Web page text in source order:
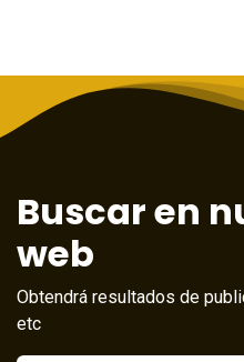
Buscar en
web
Obtendrá resultados de
etc